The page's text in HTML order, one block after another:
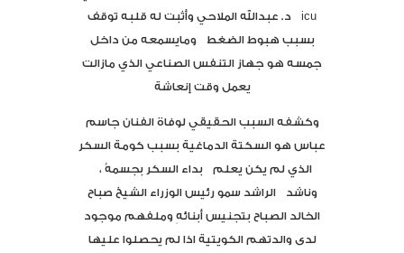
icu د. عبدالله الملاحي وأثبت له قلبه توقف
بسبب هبوط الضغط ومايسمعه من داخل
جمسه هو جهاز التنفس الصناعي الذي مازالت
يعمل وقت إنعاشة
وكشفه السبب الحقيقي لوفاة الفنان جاسم
عباس هو السكتة الدماغية بسبب كومة السكر
الذي لم يكن يعلم بداء السكر بجسمهُ ،
وناشد الراشد سمو رئيس الوزراء الشيخ صباح
الخالد الصباح بتجنيس أبنائهِ وملفهم موجود
لدى والدتهم الكويتية اذا لم يحصلوا عليها